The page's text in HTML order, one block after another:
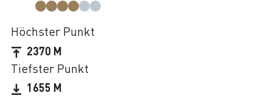
Höchster Punkt
2370 M
Tiefster Punkt
1655 M